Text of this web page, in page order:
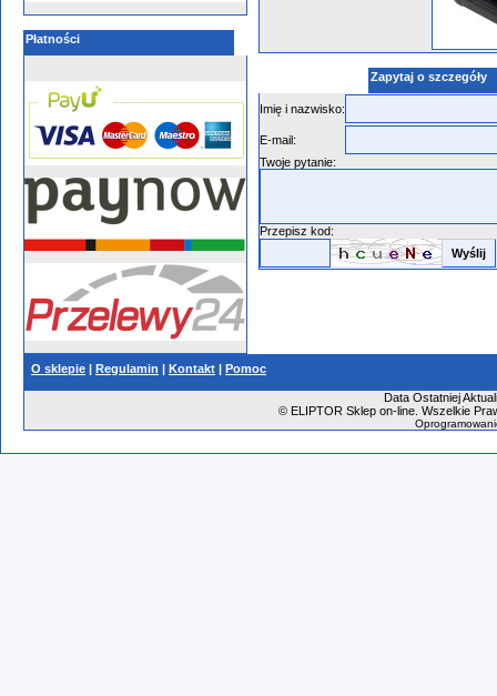
Płatności
Zapytaj o szczegóły
Imię i nazwisko:
E-mail:
Twoje pytanie:
Przepisz kod:
O sklepie | Regulamin | Kontakt | Pomoc
Data Ostatniej
©ELIPTOR Sklep on-line. Wszelkie